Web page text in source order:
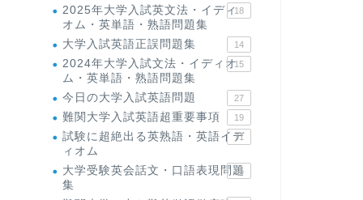
2025年大学入試英文法・イディ
オム・英単語・熟語問題集
18
大学入試英語正誤問題集 14
2024年大学入試文法・イディオ
ム・英単語・熟語問題集
15
今日の大学入試英語問題 27
難関大学入試英語超重要事項 19
試験に超絶出る英熟語・英語イデ
ィオム
71
大学受験英会話文・口語表現問題
集
35